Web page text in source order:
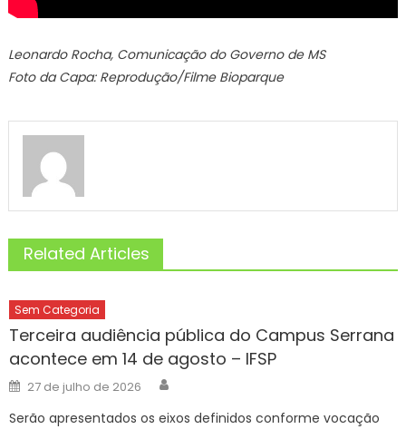
Leonardo Rocha, Comunicação do Governo de MS
Foto da Capa: Reprodução/Filme Bioparque
Related Articles
Sem Categoria
Terceira audiência pública do Campus Serrana
acontece em 14 de agosto – IFSP
Posted
on
27 de julho de 2026
Serão apresentados os eixos definidos conforme vocação